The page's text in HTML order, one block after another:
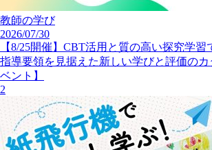
教師の学び
2026/07/30
【8/25開催】CBT活用と質の高い探究学
指導要領を見据えた新しい学びと評価のカ
ベント】
2